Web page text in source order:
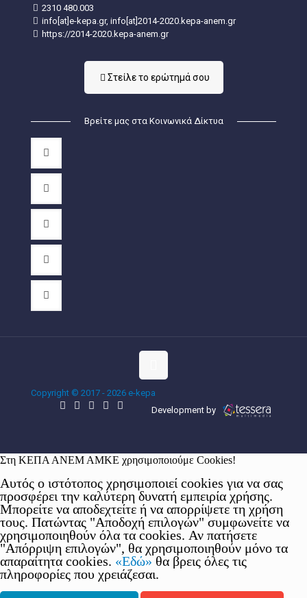
2310 480.003
info[at]e-kepa.gr, info[at]2014-2020.kepa-anem.gr
https://2014-2020.kepa-anem.gr
Στείλε τo ερώτημά σου
Βρείτε μας στα Κοινωνικά Δίκτυα
Copyright © 2017 - 2026 e-kepa
Development by
Στη ΚΕΠΑ ΑΝΕΜ ΑΜΚΕ χρησιμοποιούμε Cookies!
Αυτός ο ιστότοπος χρησιμοποιεί cookies για να σας
προσφέρει την καλύτερη δυνατή εμπειρία χρήσης.
Μπορείτε να αποδεχτείτε ή να απορρίψετε τη χρήση
τους. Πατώντας "Αποδοχή επιλογών" συμφωνείτε να
χρησιμοποιηθούν όλα τα cookies. Αν πατήσετε
"Απόρριψη επιλογών", θα χρησιμοποιηθούν μόνο τα
απαραίτητα cookies. «Εδώ» θα βρεις όλες τις
πληροφορίες που χρειάζεσαι.